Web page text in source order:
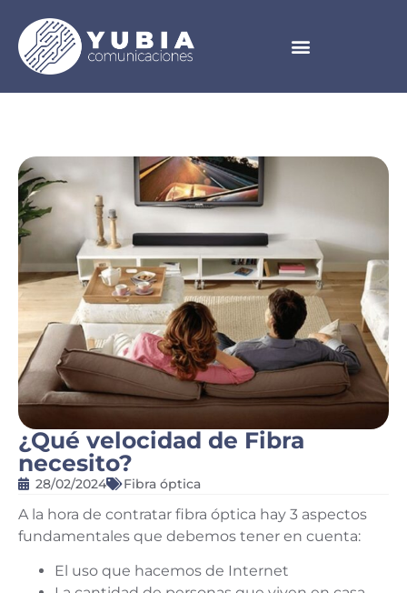
¿Qué velocidad de Fibra
necesito?
28/02/2024 Fibra óptica
A la hora de contratar fibra óptica hay 3 aspectos
fundamentales que debemos tener en cuenta:
El uso que hacemos de Internet